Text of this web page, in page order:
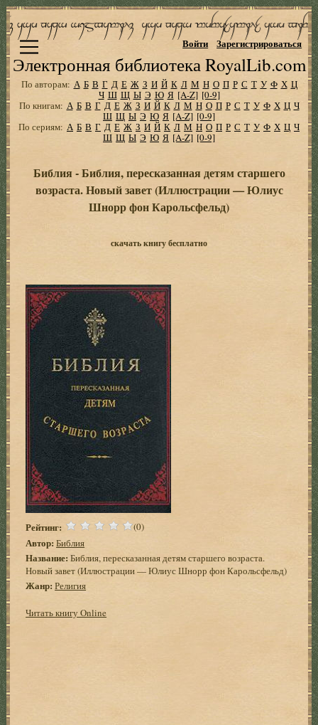
Электронная библиотека RoyalLib.com
Войти Зарегистрироваться
По авторам: А Б В Г Д Е Ж З И Й К Л М Н О П Р С Т У Ф Х Ц
Ч Ш Щ Ы Э Ю Я [A-Z] [0-9]
По книгам: А Б В Г Д Е Ж З И Й К Л М Н О П Р С Т У Ф Х Ц Ч
Ш Щ Ы Э Ю Я [A-Z] [0-9]
По сериям: А Б В Г Д Е Ж З И Й К Л М Н О П Р С Т У Ф Х Ц Ч
Ш Щ Ы Э Ю Я [A-Z] [0-9]
Библия - Библия, пересказанная детям старшего
возраста. Новый завет (Иллюстрации — Юлиус
Шнорр фон Карольсфельд)
скачать книгу бесплатно
Рейтинг: (0)
Автор: Библия
Название: Библия, пересказанная детям старшего возраста.
Новый завет (Иллюстрации — Юлиус Шнорр фон Карольсфельд)
Жанр: Религия
Читать книгу Online